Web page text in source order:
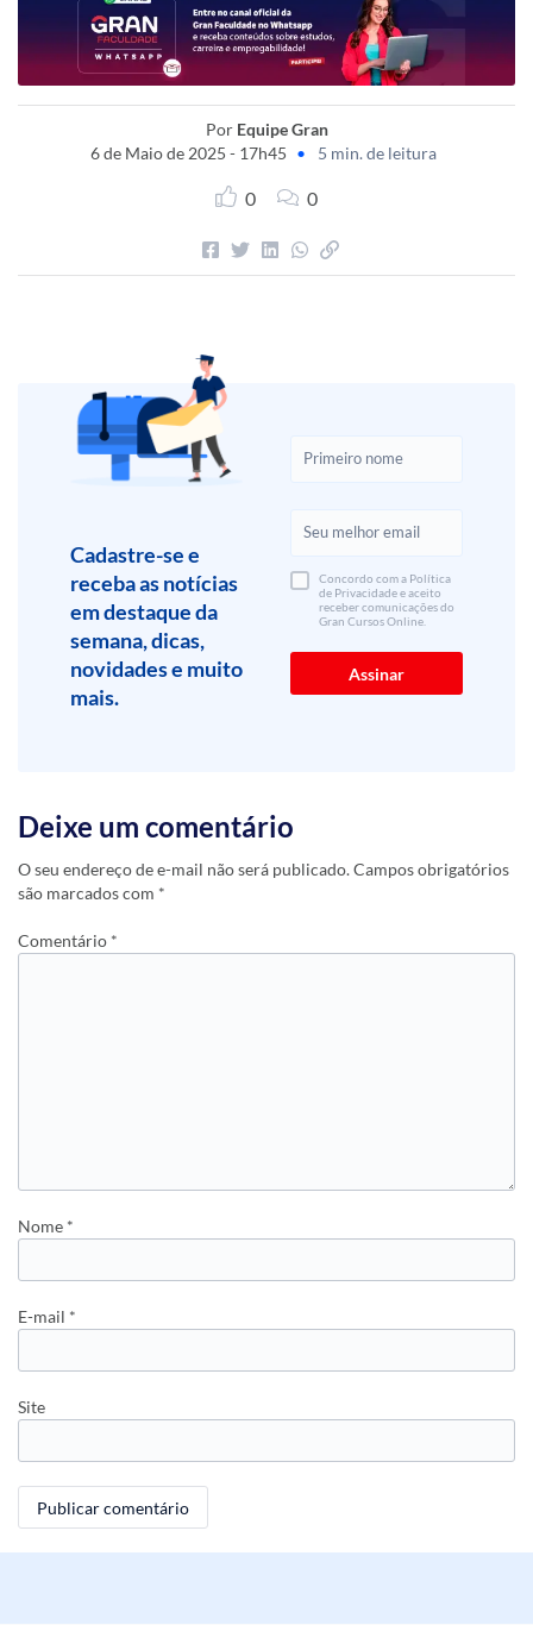
Por Equipe Gran
6 de Maio de 2025 - 17h45 • 5 min. de leitura
0 0
Cadastre-se e
receba as notícias
em destaque da
semana, dicas,
novidades e muito
mais.
Concordo com a Política
de Privacidade e aceito
receber comunicações do
Gran Cursos Online.
Deixe um comentário
O seu endereço de e-mail não será publicado.Campos obrigatórios
são marcados com *
Comentário *
Nome *
E-mail *
Site